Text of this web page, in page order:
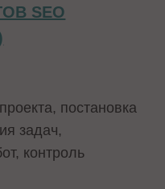
SEO
постановка
задач,
контроль